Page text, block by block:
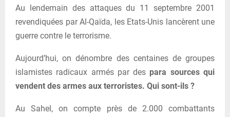
Au lendemain des attaques du 11 septembre 2001
revendiquées par Al-Qaïda, les Etats-Unis lancèrent une
guerre contre le terrorisme.
Aujourd’hui, on dénombre des centaines de groupes
islamistes radicaux armés par des para sources qui
vendent des armes aux terroristes. Qui sont-ils ?
Au Sahel, on compte près de 2.000 combattants